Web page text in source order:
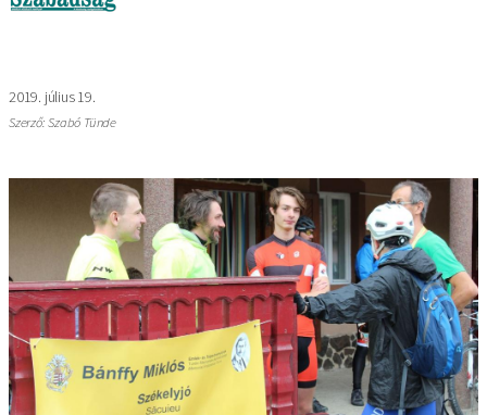
2019. július 19.
Szerző: Szabó Tünde